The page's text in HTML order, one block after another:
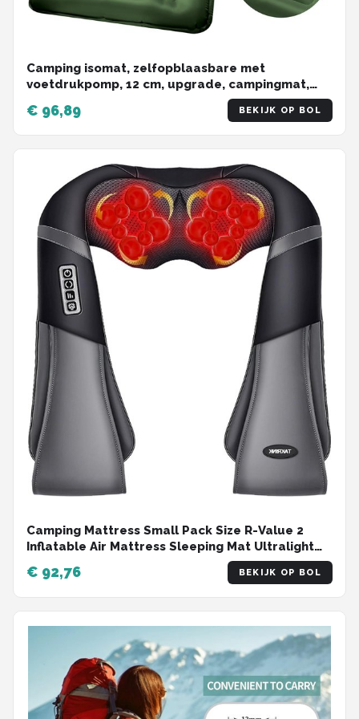
Camping isomat, zelfopblaasbare met
voetdrukpomp, 12 cm, upgrade, campingmat,
verdikte slaapmat, outdoor, met kussen, voor
wandelen, outdoor, reizen, legergroen
€ 96,89 BEKIJK OP BOL
Camping Mattress Small Pack Size R-Value 2
Inflatable Air Mattress Sleeping Mat Ultralight
€ 92,76 BEKIJK OP BOL